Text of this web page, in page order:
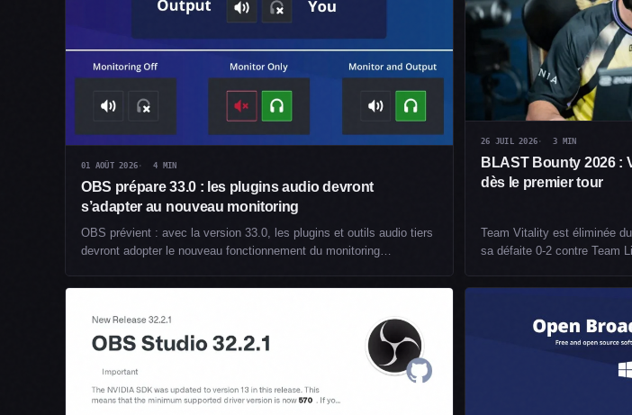
01 AOÛT 2026 4 MIN
OBS prépare 33.0 : les plugins audio devront
s’adapter au nouveau monitoring
OBS prévient : avec la version 33.0, les plugins et outils audio tiers
devront adopter le nouveau fonctionnement du monitoring…
26 JUIL 2026 3 MIN
BLAST Bounty 2026 :
dès le premier tour
Team Vitality est éliminée
sa défaite 0-2 contre Team